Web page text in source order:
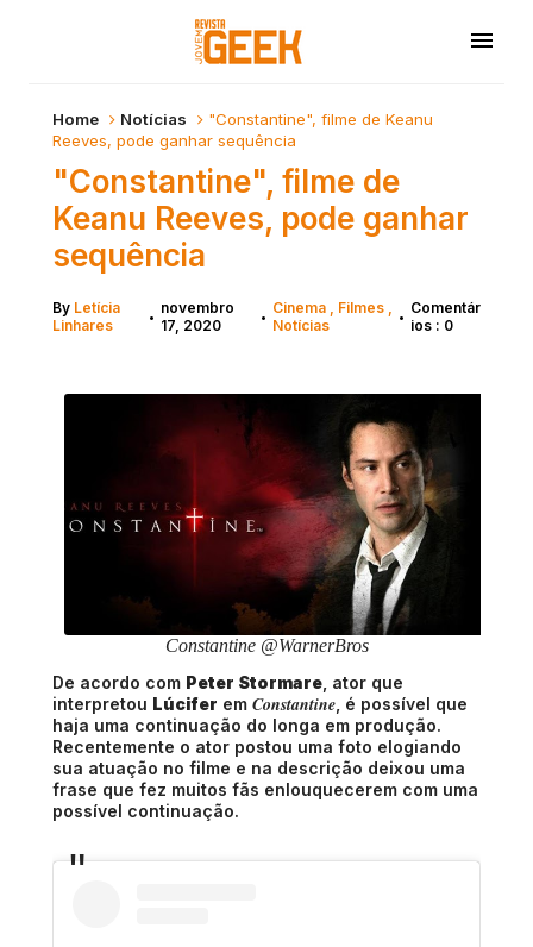
Home Notícias
"Constantine", filme de Keanu
Reeves, pode ganhar sequência
"Constantine", filme de
Keanu Reeves, pode ganhar
sequência
By Letícia
Linhares
• novembro
17, 2020
• Cinema
Filmes
Notícias
• Comentár
ios : 0
Constantine @WarnerBros
De acordo com Peter Stormare , ator que
interpretou Lúcifer em Constantine , é possível que
haja uma continuação do longa em produção.
Recentemente o ator postou uma foto elogiando
sua atuação no filme e na descrição deixou uma
frase que fez muitos fãs enlouquecerem com uma
possível continuação.